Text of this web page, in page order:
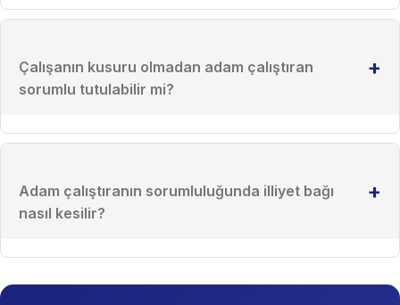
Çalışanın kusuru olmadan adam çalıştıran
sorumlu tutulabilir mi?
+
Adam çalıştıranın sorumluluğunda illiyet bağı
nasıl kesilir?
+